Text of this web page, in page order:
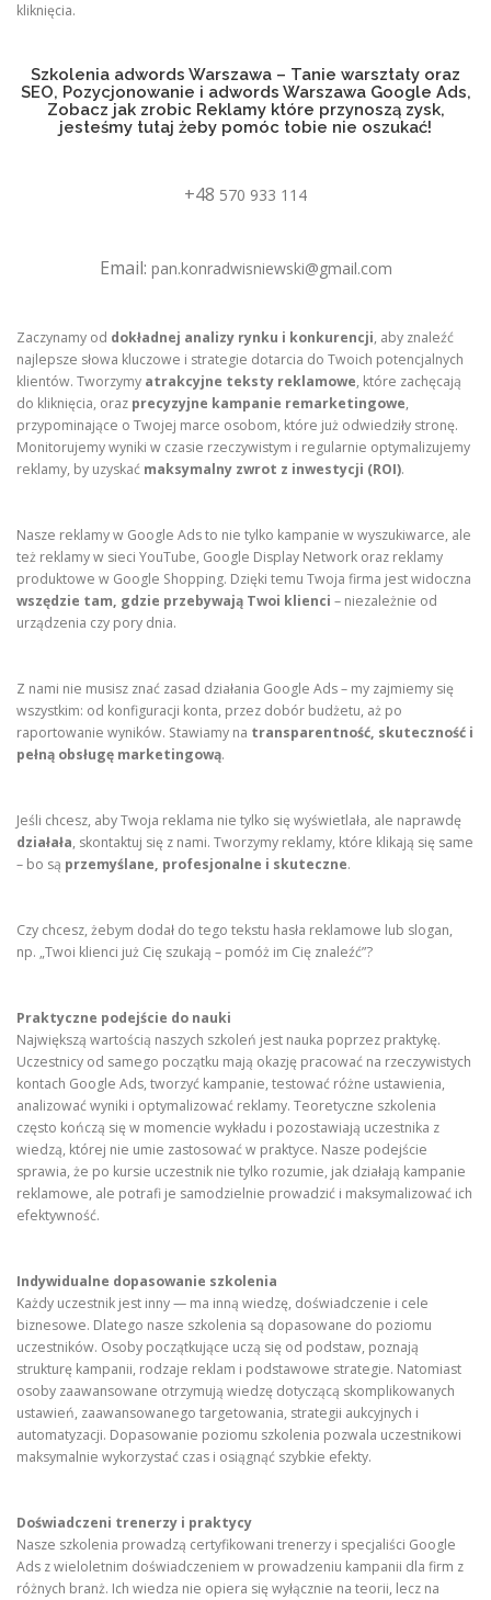
kliknięcia.
Szkolenia adwords Warszawa – Tanie warsztaty oraz
SEO, Pozycjonowanie i adwords Warszawa Google Ads,
Zobacz jak zrobic Reklamy które przynoszą zysk,
jesteśmy tutaj żeby pomóc tobie nie oszukać!
+48 570 933 114
Email: pan.konradwisniewski@gmail.com
Zaczynamy od dokładnej analizy rynku i konkurencji, aby znaleźć
najlepsze słowa kluczowe i strategie dotarcia do Twoich potencjalnych
klientów. Tworzymy atrakcyjne teksty reklamowe, które zachęcają
do kliknięcia, oraz precyzyjne kampanie remarketingowe,
przypominające o Twojej marce osobom, które już odwiedziły stronę.
Monitorujemy wyniki w czasie rzeczywistym i regularnie optymalizujemy
reklamy, by uzyskać maksymalny zwrot z inwestycji (ROI).
Nasze reklamy w Google Ads to nie tylko kampanie w wyszukiwarce, ale
też reklamy w sieci YouTube, Google Display Network oraz reklamy
produktowe w Google Shopping. Dzięki temu Twoja firma jest widoczna
wszędzie tam, gdzie przebywają Twoi klienci – niezależnie od
urządzenia czy pory dnia.
Z nami nie musisz znać zasad działania Google Ads – my zajmiemy się
wszystkim: od konfiguracji konta, przez dobór budżetu, aż po
raportowanie wyników. Stawiamy na transparentność, skuteczność i
pełną obsługę marketingową.
Jeśli chcesz, aby Twoja reklama nie tylko się wyświetlała, ale naprawdę
działała, skontaktuj się z nami. Tworzymy reklamy, które klikają się same
– bo są przemyślane, profesjonalne i skuteczne.
Czy chcesz, żebym dodał do tego tekstu hasła reklamowe lub slogan,
np. „Twoi klienci już Cię szukają – pomóż im Cię znaleźć”?
Praktyczne podejście do nauki
Największą wartością naszych szkoleń jest nauka poprzez praktykę.
Uczestnicy od samego początku mają okazję pracować na rzeczywistych
kontach Google Ads, tworzyć kampanie, testować różne ustawienia,
analizować wyniki i optymalizować reklamy. Teoretyczne szkolenia
często kończą się w momencie wykładu i pozostawiają uczestnika z
wiedzą, której nie umie zastosować w praktyce. Nasze podejście
sprawia, że po kursie uczestnik nie tylko rozumie, jak działają kampanie
reklamowe, ale potrafi je samodzielnie prowadzić i maksymalizować ich
efektywność.
Indywidualne dopasowanie szkolenia
Każdy uczestnik jest inny — ma inną wiedzę, doświadczenie i cele
biznesowe. Dlatego nasze szkolenia są dopasowane do poziomu
uczestników. Osoby początkujące uczą się od podstaw, poznają
strukturę kampanii, rodzaje reklam i podstawowe strategie. Natomiast
osoby zaawansowane otrzymują wiedzę dotyczącą skomplikowanych
ustawień, zaawansowanego targetowania, strategii aukcyjnych i
automatyzacji. Dopasowanie poziomu szkolenia pozwala uczestnikowi
maksymalnie wykorzystać czas i osiągnąć szybkie efekty.
Doświadczeni trenerzy i praktycy
Nasze szkolenia prowadzą certyfikowani trenerzy i specjaliści Google
Ads z wieloletnim doświadczeniem w prowadzeniu kampanii dla firm z
różnych branż. Ich wiedza nie opiera się wyłącznie na teorii, lecz na